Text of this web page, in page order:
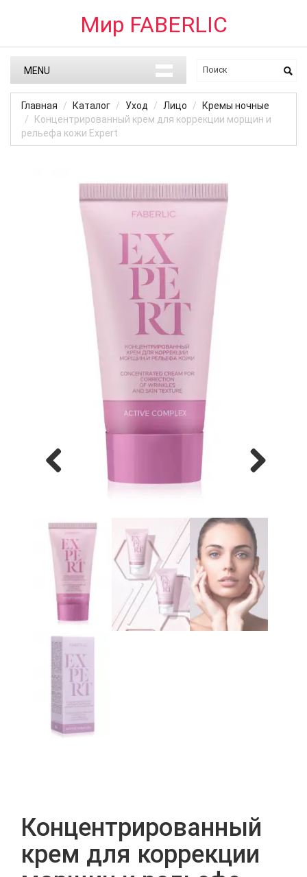
Мир FABERLIC
MENU
Главная Каталог Уход Лицо
Кремы ночные
Концентрированный крем для коррекции морщин и
рельефа кожи Expert
Концентрированный
крем для коррекции